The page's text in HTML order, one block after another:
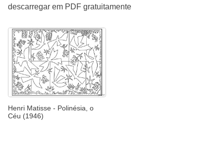
descarregar em PDF gratuitamente
Henri Matisse - Polinésia, o
Céu (1946)